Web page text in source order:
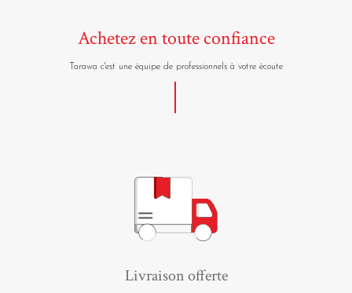
Achetez en toute confiance
Tarawa c'est une équipe de professionnels à votre écoute
Livraison offerte